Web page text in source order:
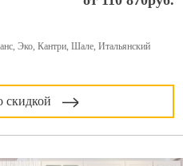
Эко, Кантри, Шале, Итальянский
скидкой